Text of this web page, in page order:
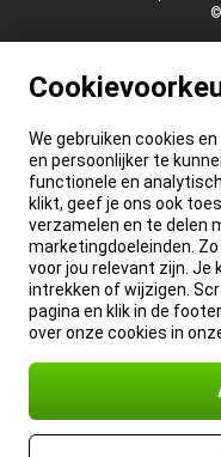
We gebruiken cookies
en persoonlijker te
functionele en
klikt, geef je ons ook
verzamelen en te delen
marketingdoeleinden.
voor jou relevant zijn.
intrekken of wijzigen.
pagina en klik in de
over onze cookies in